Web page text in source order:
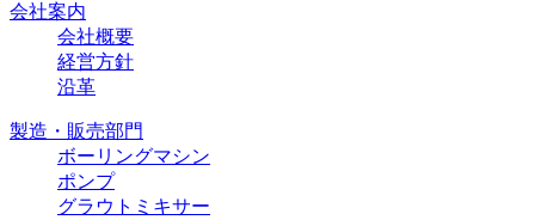
会社案内
会社概要
経営方針
沿革
製造・販売部門
ボーリングマシン
ポンプ
グラウトミキサー